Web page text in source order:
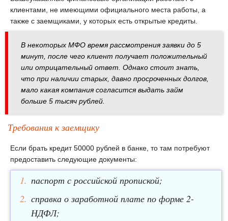
клиентами, не имеющими официального места работы, а
также с заемщиками, у которых есть открытые кредиты.
В некоторых МФО время рассмотрения заявки до 5
минут, после чего клиент получает положительный
или отрицательный ответ. Однако стоит знать,
что при наличии старых, давно просроченных долгов,
мало какая компания согласится выдать займ
больше 5 тысяч рублей.
Требования к заемщику
Если брать кредит 50000 рублей в банке, то там потребуют
предоставить следующие документы:
паспорт с российской пропиской;
справка о заработной плате по форме 2-
НДФЛ;